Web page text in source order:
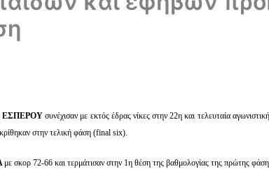
ΕΣΠΕΡΟΥσυνέχισαν με εκτός έδρας νίκες στην 22η και τελευταία
στην τελική φάση (final six).
με σκορ 72-66 και τερμάτισαν στην 1η θέση της βαθμολογίας της πρώτης